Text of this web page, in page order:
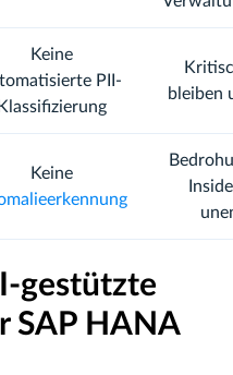
Keine
PII-
Klassifizierung
bleiben
Keine
gestützte
SAP HANA